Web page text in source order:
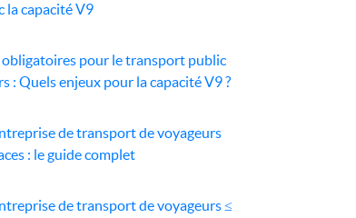
la capacité V9
obligatoires pour le transport public
: Quels enjeux pour la capacité V9 ?
de transport de voyageurs
: le guide complet
de transport de voyageurs ≤